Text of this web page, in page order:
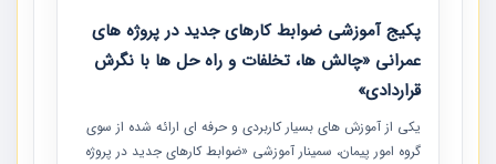
پکیج آموزشی ضوابط کارهای جدید در پروژه های
عمرانی «چالش ها، تخلفات و راه حل ها با نگرش
قراردادی»
یکی از آموزش‏‏‏‏‏‏ های بسیار کاربردی و حرفه‏ ای ارائه شده از سوی
گروه امور پیمان، سمینار آموزشی «ضوابط کارهای جدید در پروژه